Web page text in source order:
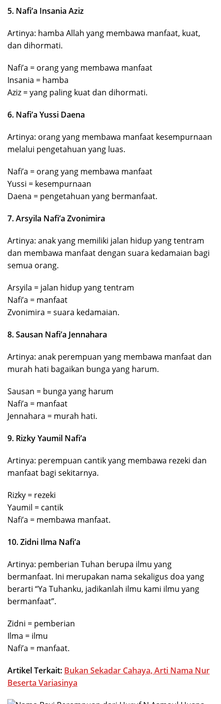
5. Nafi’a Insania Aziz
Artinya: hamba Allah yang membawa manfaat, kuat,
dan dihormati.
Nafi’a = orang yang membawa manfaat
Insania = hamba
Aziz = yang paling kuat dan dihormati.
6. Nafi’a Yussi Daena
Artinya: orang yang membawa manfaat kesempurnaan
melalui pengetahuan yang luas.
Nafi’a = orang yang membawa manfaat
Yussi = kesempurnaan
Daena = pengetahuan yang bermanfaat.
7. Arsyila Nafi’a Zvonimira
Artinya: anak yang memiliki jalan hidup yang tentram
dan membawa manfaat dengan suara kedamaian bagi
semua orang.
Arsyila = jalan hidup yang tentram
Nafi’a = manfaat
Zvonimira = suara kedamaian.
8. Sausan Nafi’a Jennahara
Artinya: anak perempuan yang membawa manfaat dan
murah hati bagaikan bunga yang harum.
Sausan = bunga yang harum
Nafi’a = manfaat
Jennahara = murah hati.
9. Rizky Yaumil Nafi’a
Artinya: perempuan cantik yang membawa rezeki dan
manfaat bagi sekitarnya.
Rizky = rezeki
Yaumil = cantik
Nafi’a = membawa manfaat.
10. Zidni Ilma Nafi’a
Artinya: pemberian Tuhan berupa ilmu yang
bermanfaat. Ini merupakan nama sekaligus doa yang
berarti “Ya Tuhanku, jadikanlah ilmu kami ilmu yang
bermanfaat”.
Zidni = pemberian
Ilma = ilmu
Nafi’a = manfaat.
Artikel Terkait: Bukan Sekadar Cahaya, Arti Nama Nur
Beserta Variasinya